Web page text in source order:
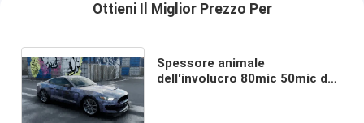
Ottieni Il Miglior Prezzo Per
Spessore animale
dell'involucro 80mic 50mic del